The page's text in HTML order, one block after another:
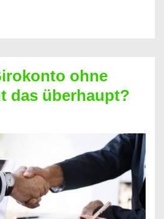
ohne
das überhaupt?